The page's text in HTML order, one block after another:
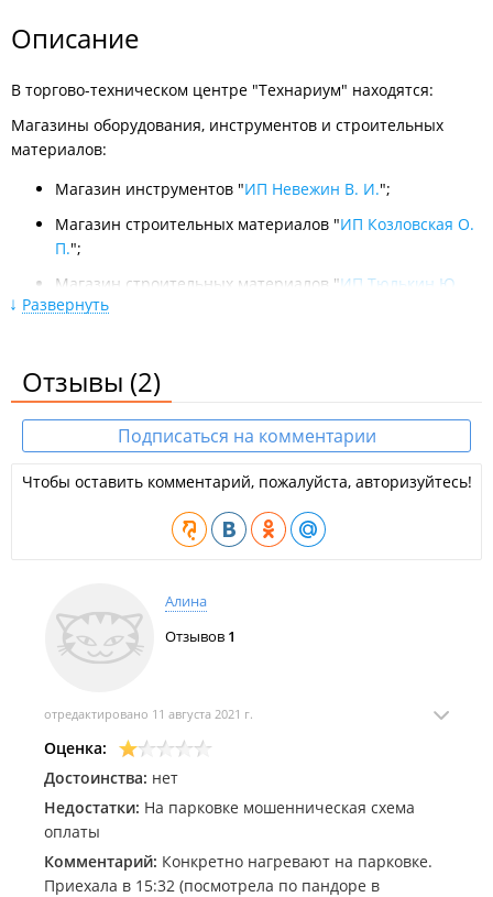
Описание
В торгово-техническом центре "Технариум" находятся:
Магазины оборудования, инструментов и строительных
материалов:
Магазин инструментов "ИП Невежин В. И.";
Магазин строительных материалов "ИП Козловская О.
П.";
Магазин строительных материалов "ИП Тюлькин Ю.
К.".
Торговая компания "
Торговая компания "ИП Сигаева В. В.";
Торговая компания "ЭлектроМашПровод";
Торговая компания "Топаз-1";
Торговая компания "Владдап-строй
Торговая компания "
Торговая компания "Чайна Авто
Торговая компания "
Торговая компания "
Торговая компания "
Торговая компания "Дином-игл";
Торговая компания "
Торговая компания "Оборудование и инструменты
Развернуть
Отзывы (2)
Подписаться на комментарии
Чтобы оставить комментарий, пожалуйста, авторизуйтесь!
Алина
Отзывов 1
отредактировано 11 августа 2021 г.
Оценка:
Достоинства: нет
Недостатки: На парковке мошенническая схема
оплаты
Комментарий: Конкретно нагревают на парковке.
Приехала в 15:32 (посмотрела по пандоре в